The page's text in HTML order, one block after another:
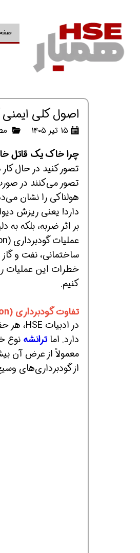
اصول کلی
۱۵ تیر ۱۴۰۵
چرا خاک یک قاتل
تصور می‌کنند در
دارد! یعنی ریزش
بر اثر ضربه، بلکه
ساختمانی، نفت و
خطرات این عملیات
کنیم.
تفاوت گودبرداری (Excavation) و ترانشه (Trench) چیست؟
در ادبیات HSE، هر حفره یا فرورفتگی انسان‌ساخت در سطح زمین که با برداشتن خاک ایجاد شود،
دارد. اما ترانشه
معمولاً از عرض آن
از گودبرداری‌های
همین حالا